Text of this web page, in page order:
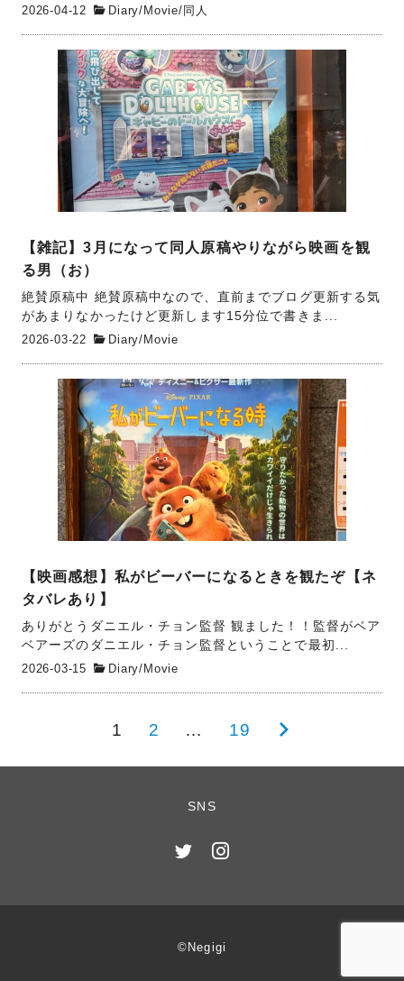
2026-04-12
Diary/ Movie/ 同人
【雑記】3月になって同人原稿やりながら映画を観
る男（お）
絶賛原稿中 絶賛原稿中なので、直前までブログ更新する気
があまりなかったけど更新します15分位で書きま...
2026-03-22
Diary/ Movie
【映画感想】私がビーバーになるときを観たぞ【ネ
タバレあり】
ありがとうダニエル・チョン監督 観ました！！監督がベア
ベアーズのダニエル・チョン監督ということで最初...
2026-03-15
Diary/ Movie
送
1 2 … 19
次
SNS
©Negigi